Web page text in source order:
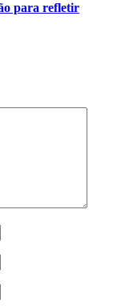
para refletir